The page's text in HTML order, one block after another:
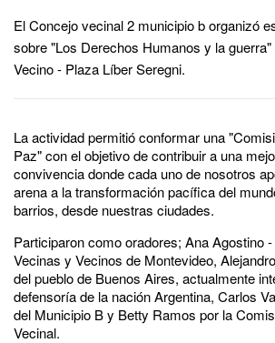
El Concejo vecinal 2 municipio b organizó
sobre "Los Derechos Humanos y la
Vecino - Plaza Líber Seregni.
La actividad permitió conformar una
Paz" con el objetivo de contribuir a una
convivencia donde cada uno de nosotros
arena a la transformación pacífica del
barrios, desde nuestras ciudades.
Participaron como oradores; Ana Agostino
Vecinas y Vecinos de Montevideo,
del pueblo de Buenos Aires, actualmente
defensoría de la nación Argentina, Carlos
del Municipio B y Betty Ramos por la
Vecinal.